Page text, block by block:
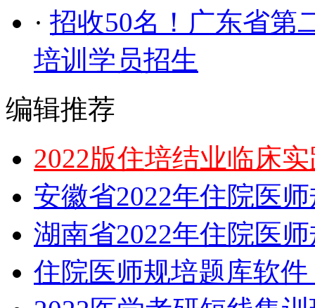
· 招收50名！广东省第
培训学员招生
编辑推荐
2022版住培结业临床
安徽省2022年住院医
湖南省2022年住院医
住院医师规培题库软